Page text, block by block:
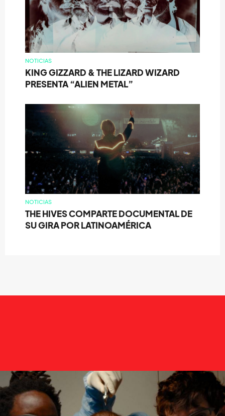
NOTICIAS
KING GIZZARD & THE LIZARD WIZARD
PRESENTA “ALIEN METAL”
NOTICIAS
THE HIVES COMPARTE DOCUMENTAL DE
SU GIRA POR LATINOAMÉRICA